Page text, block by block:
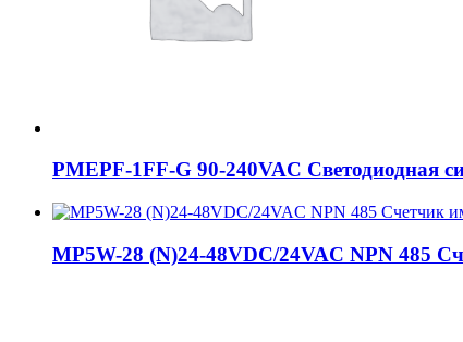
PMEPF-1FF-G 90-240VAC Светодиодная
MP5W-28 (N)24-48VDC/24VAC NPN 485